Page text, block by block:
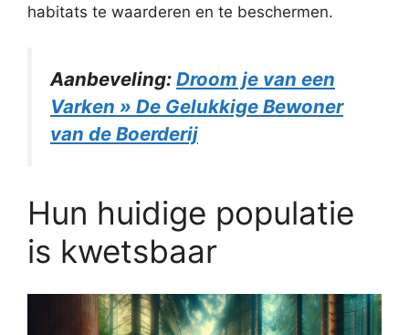
habitats te waarderen en te beschermen.
Aanbeveling: Droom je van een
Varken » De Gelukkige Bewoner
van de Boerderij
Hun huidige populatie
is kwetsbaar